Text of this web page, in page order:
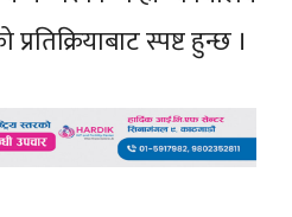
स्पष्ट हुन्छ ।